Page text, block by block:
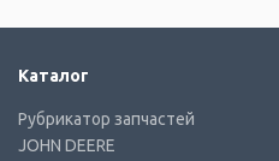
Каталог
Рубрикатор запчастей
JOHN DEERE